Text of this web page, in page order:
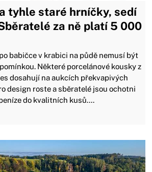
tyhle staré hrníčky, sedí
za ně platí 5 000
babičce v krabici na půdě nemusí být
Některé porcelánové kousky z
dosahují na aukcích překvapivých
design roste a sběratelé jsou ochotni
do kvalitních kusů....